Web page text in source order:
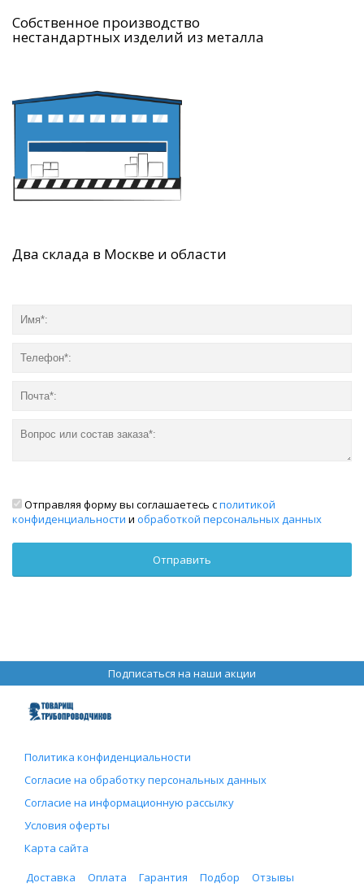
Собственное производство
нестандартных изделий из металла
Два склада в Москве и области
Отправляя форму вы соглашаетесь сполитикой
конфиденциальности и обработкой персональных данных
Подписаться на наши акции
Политика конфиденциальности
Согласие на обработку персональных данных
Согласие на информационную рассылку
Условия оферты
Карта сайта
Доставка
Оплата Гарантия Подбор Отзывы